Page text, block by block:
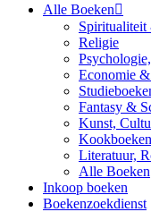
Alle Boeken
Spiritualiteit
Religie
Economie
Fantasy &
Kunst,
Kookboeken
Literatuur,
Alle Boeken
Inkoop boeken
Boekenzoekdienst